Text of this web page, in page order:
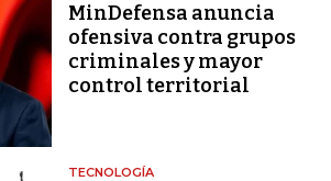
MinDefensa anuncia
ofensiva contra grupos
criminales y mayor
control territorial
TECNOLOGÍA